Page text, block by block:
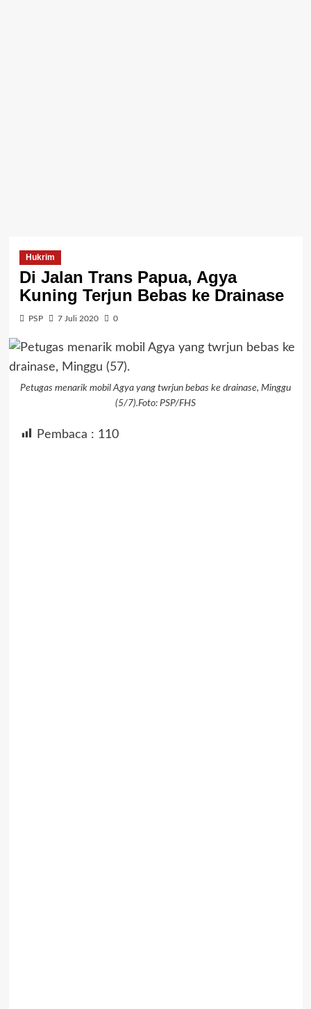
Hukrim
Di Jalan Trans Papua, Agya
Kuning Terjun Bebas ke Drainase
PSP 7 Juli 2020 0
Petugas menarik mobil Agya yang twrjun bebas ke drainase, Minggu
(5/7).Foto: PSP/FHS
Pembaca : 110